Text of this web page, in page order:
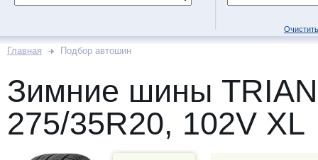
Главная Подбор автошин
Зимние шины
275/35R20, 102V XL